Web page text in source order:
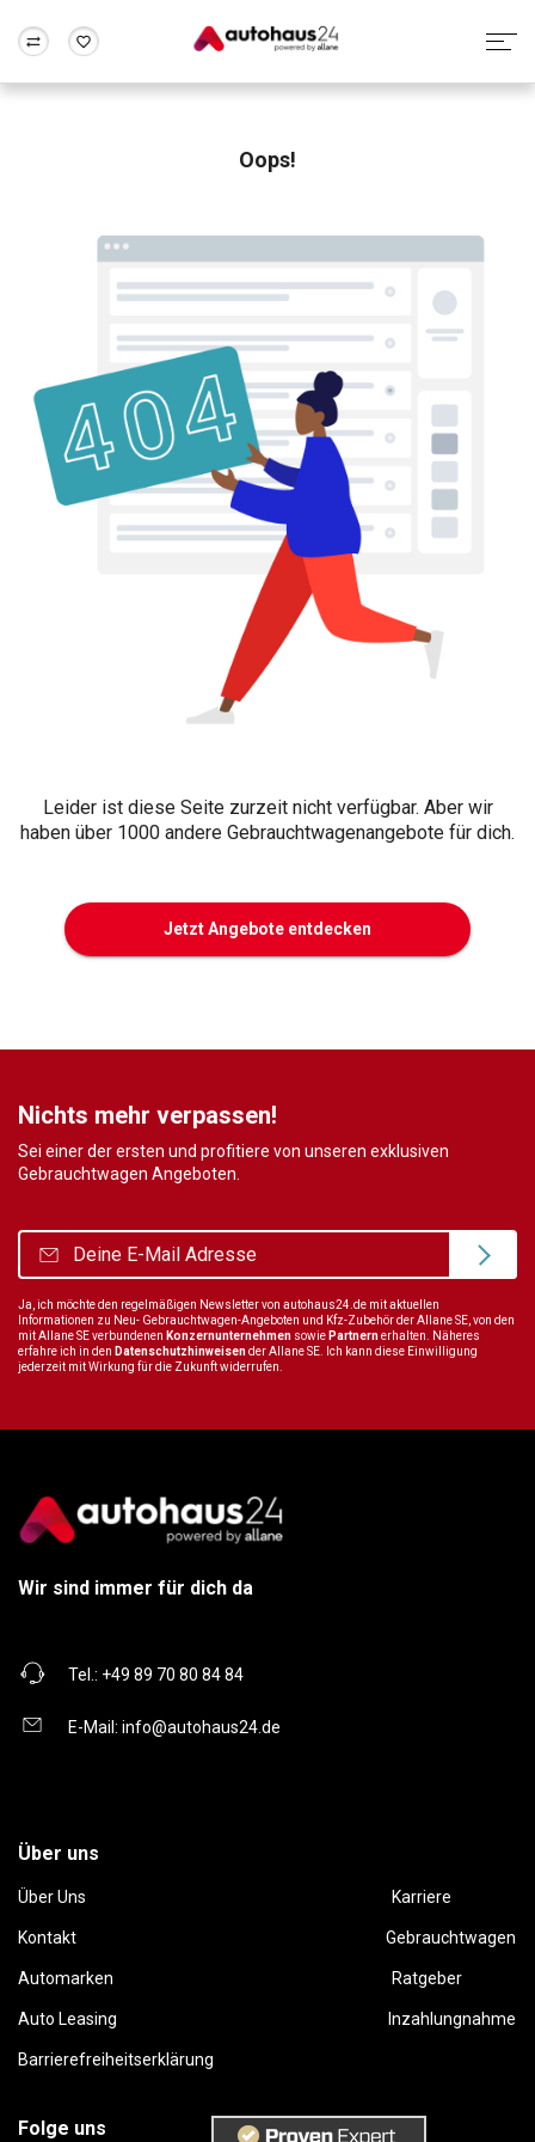
Rund um die Inzahlungnahme
Oops!
Leider ist diese Seite zurzeit nicht verfügbar. Aber wir
haben über 1000 andere Gebrauchtwagenangebote für dich.
Jetzt Angebote entdecken
Nichts mehr verpassen!
Sei einer der ersten und profitiere von unseren exklusiven
Gebrauchtwagen Angeboten.
Ja, ich möchte den regelmäßigen Newsletter von autohaus24.de mit aktuellen
Informationen zu Neu- Gebrauchtwagen-Angeboten und Kfz-Zubehör der Allane SE, von den
mit Allane SE verbundenen Konzernunternehmen sowie Partnernerhalten. Näheres
erfahre ich in den Datenschutzhinweisender Allane SE. Ich kann diese Einwilligung
jederzeit mit Wirkung für die Zukunft widerrufen.
Wir sind immer für dich da
Tel.: +49 89 70 80 84 84
E-Mail: info@autohaus24.de
Über uns
Über Uns Karriere
Kontakt Gebrauchtwagen
Automarken Ratgeber
Auto Leasing Inzahlungnahme
Barrierefreiheitserklärung
Folge uns